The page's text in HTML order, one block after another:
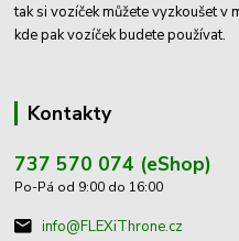
tak si vozíček můžete vyzkoušet v
kde pak vozíček budete používat.
Kontakty
737 570 074 (eShop)
Po-Pá od 9:00 do 16:00
info@FLEXiThrone.cz